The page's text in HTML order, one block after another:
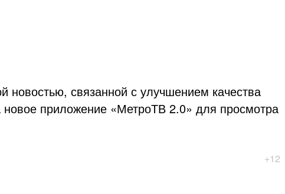
связанной с улучшением качества
приложение «МетроТВ 2.0» для просмотра
+12